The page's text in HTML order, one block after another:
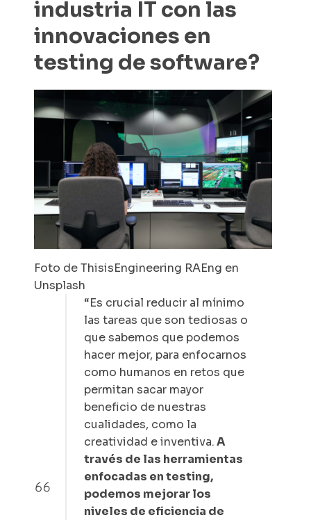
industria IT con las
innovaciones en
testing de software?
Foto de ThisisEngineering RAEng en
Unsplash
“Es crucial reducir al mínimo
las tareas que son tediosas o
que sabemos que podemos
hacer mejor, para enfocarnos
como humanos en retos que
permitan sacar mayor
beneficio de nuestras
cualidades, como la
creatividad e inventiva.A
través de las herramientas
enfocadas en testing,
podemos mejorar los
niveles de eficiencia de